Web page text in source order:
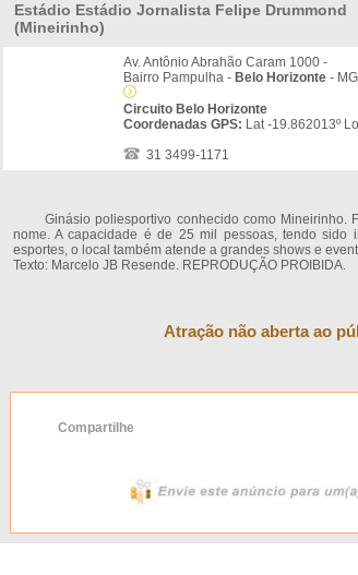
Estádio Estádio Jornalista Felipe Drummond
(Mineirinho)
Av. Antônio Abrahão Caram 1000 -
Bairro Pampulha - Belo Horizonte - MG
Circuito Belo Horizonte
Coordenadas GPS: Lat -19.862013º
31 3499-1171
Ginásio poliesportivo conhecido como Mineirinho.
nome. A capacidade é de 25 mil pessoas, tendo sido
esportes, o local também atende a grandes shows e
Texto: Marcelo JB Resende. REPRODUÇÃO PROIBIDA.
Atração não aberta ao
Compartilhe